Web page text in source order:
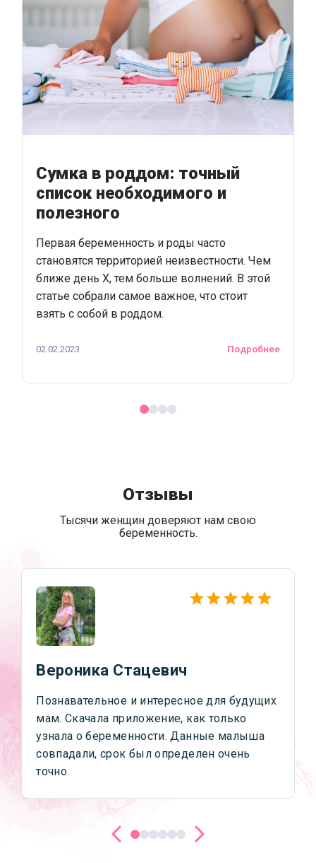
Сумка в роддом: точный
список необходимого и
полезного
Первая беременность и роды часто
становятся территорией неизвестности. Чем
ближе день Х, тем больше волнений. В этой
статье собрали самое важное, что стоит
взять с собой в роддом.
02.02.2023 Подробнее
Отзывы
Тысячи женщин доверяют нам свою
беременность.
Вероника Стацевич
Познавательное и интересное для будущих
мам. Скачала приложение, как только
узнала о беременности. Данные малыша
совпадали, срок был определен очень
точно.